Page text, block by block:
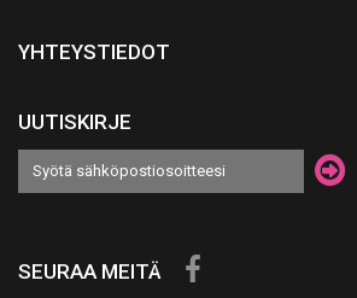
YHTEYSTIEDOT
UUTISKIRJE
SEURAA MEITÄ